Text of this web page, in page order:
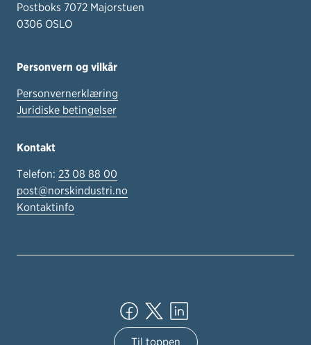
Postboks 7072 Majorstuen
0306 OSLO
Personvern og vilkår
Personvernerklæring
Juridiske betingelser
Kontakt
Telefon: 23 08 88 00
post@norskindustri.no
Kontaktinfo
Til toppen